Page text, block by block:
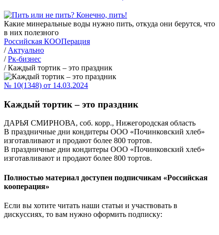
Какие минеральные воды нужно пить, откуда они берутся, что
в них полезного
Российская КООПерация
/ Актуально
/ Рк-бизнес
/ Каждый тортик – это праздник
№ 10(1348) от 14.03.2024
Каждый тортик – это праздник
ДАРЬЯ СМИРНОВА, соб. корр., Нижегородская область
В праздничные дни кондитеры ООО «Починковский хлеб»
изготавливают и продают более 800 тортов.
В праздничные дни кондитеры ООО «Починковский хлеб»
изготавливают и продают более 800 тортов.
Полностью материал доступен подписчикам «Российская
кооперация»
Если вы хотите читать наши статьи и участвовать в
дискуссиях, то вам нужно оформить подписку: